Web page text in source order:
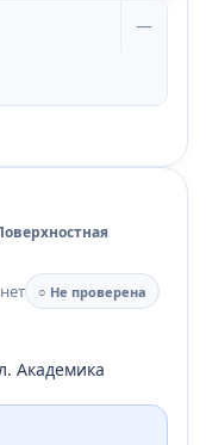
—
○ Не проверена
Академика